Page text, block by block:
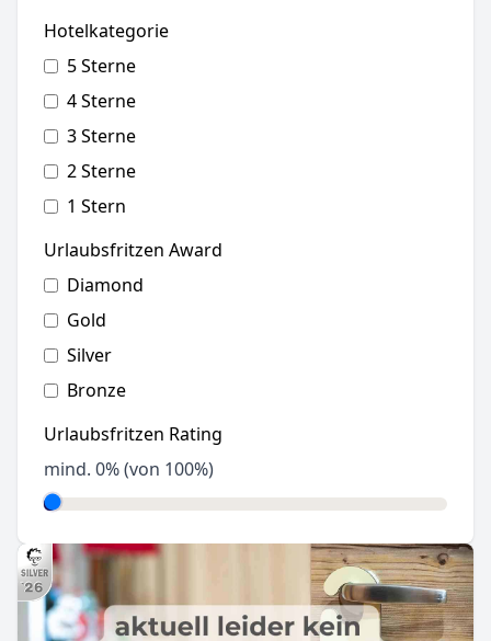
Hotelkategorie
5 Sterne
4 Sterne
3 Sterne
2 Sterne
1 Stern
Urlaubsfritzen Award
Diamond
Gold
Silver
Bronze
Urlaubsfritzen Rating
mind. 0% (von 100%)